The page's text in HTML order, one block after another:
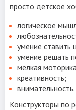
просто детское
логическое
умение ставить
умение решать
мелкая
креативность;
внимательность.
Конструкторы по